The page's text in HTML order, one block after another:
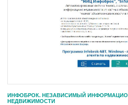
ИНФОБРОК. НЕЗАВИСИМЫЙ
НЕДВИЖИМОСТИ